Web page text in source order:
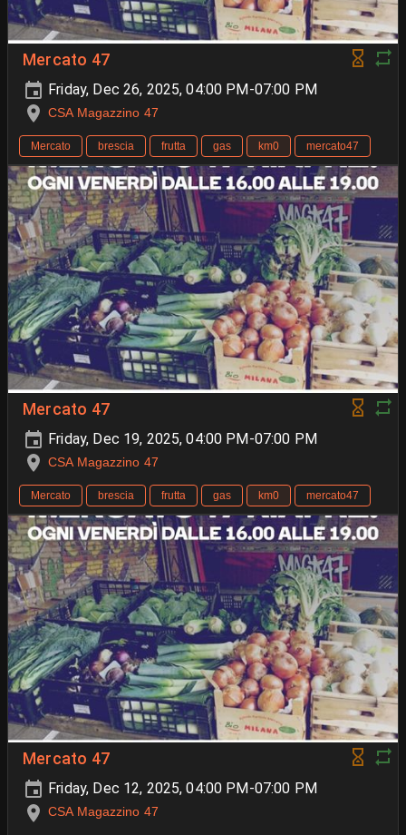
Mercato 47
Friday, Dec 26, 2025, 04:00 PM-07:00 PM
CSA Magazzino 47
Mercato brescia frutta gas km0 mercato47
Mercato 47
Friday, Dec 19, 2025, 04:00 PM-07:00 PM
CSA Magazzino 47
Mercato brescia frutta gas km0 mercato47
Mercato 47
Friday, Dec 12, 2025, 04:00 PM-07:00 PM
CSA Magazzino 47